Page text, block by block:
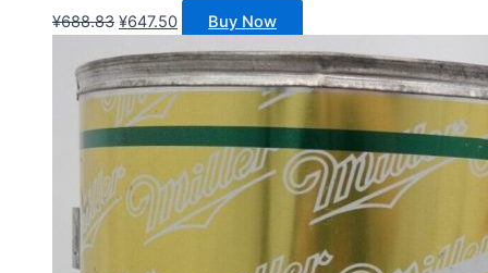
¥688.83 原
为：
¥688.83。
¥647.50当
价
格
为：
¥647.50。
Buy Now